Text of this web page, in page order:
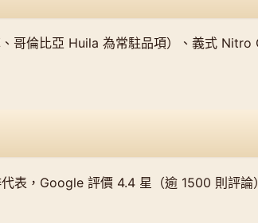
哥倫比亞 Huila 為常駐品項）、義式
表，Google 評價 4.4 星（逾 1500 則評論